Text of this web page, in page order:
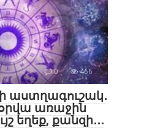
0 466
աստղագուշակ․
օրվա առաջին
եղեք, քանզի․․․